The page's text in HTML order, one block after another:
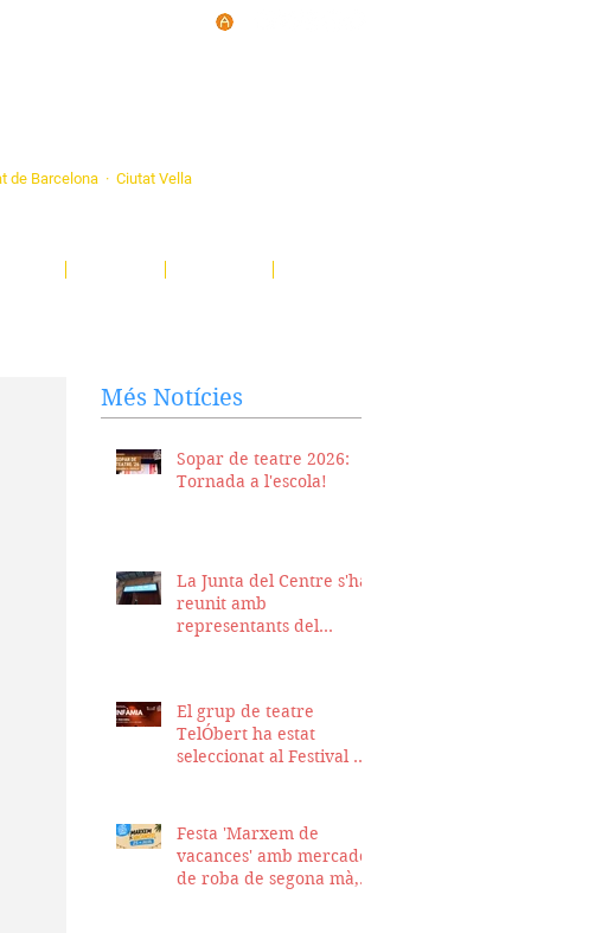
de Barcelona · Ciutat Vella
Més Notícies
Sopar de teatre 2026:
Tornada a l'escola!
La Junta del Centre s'ha
reunit amb
representants del
nostra seu
El grup de teatre
TelÓbert ha estat
seleccionat al Festival de
Festa 'Marxem de
vacances' amb mercadet
de roba de segona mà,